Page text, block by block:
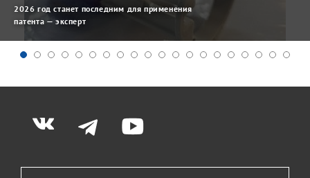
2026 год станет последним для применения
патента — эксперт